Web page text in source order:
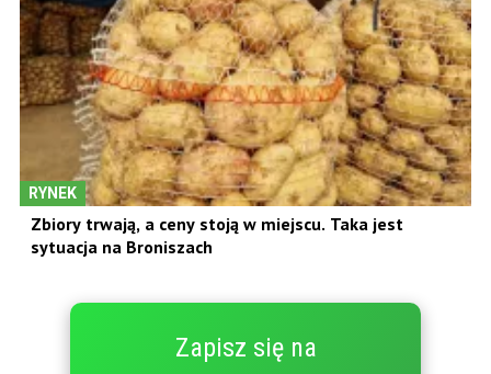
RYNEK
Zbiory trwają, a ceny stoją w miejscu. Taka jest
sytuacja na Broniszach
Zapisz się na